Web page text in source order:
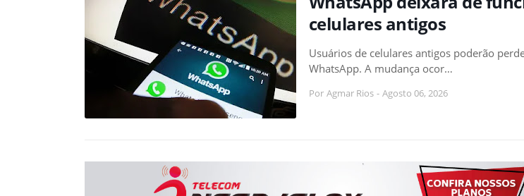
celulares antigos
Usuários de celulares antigos poderão
WhatsApp. A mudança ocor…
Por Agmar Rios - Agosto 06, 2026